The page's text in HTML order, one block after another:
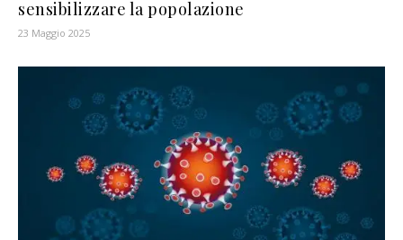
sensibilizzare la popolazione
23 Maggio 2025